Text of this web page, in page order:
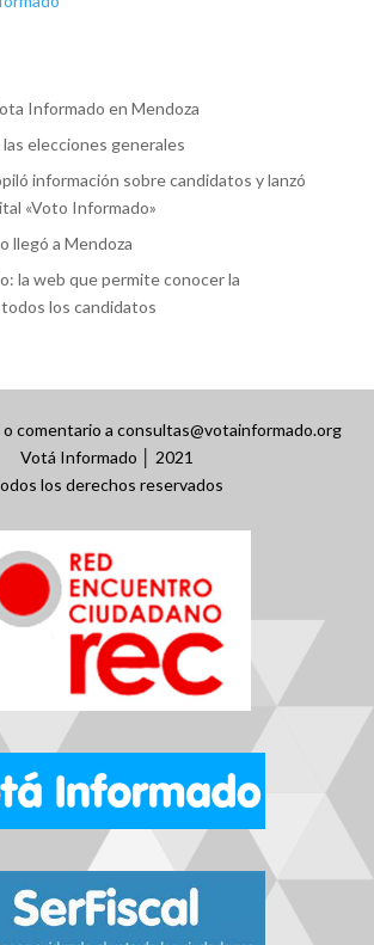
Informado en Mendoza
elecciones generales
información sobre candidatos y lanzó
«Voto Informado»
llegó a Mendoza
la web que permite conocer la
los candidatos
comentario a consultas@votainformado.org
Votá Informado │ 2021
los derechos reservados